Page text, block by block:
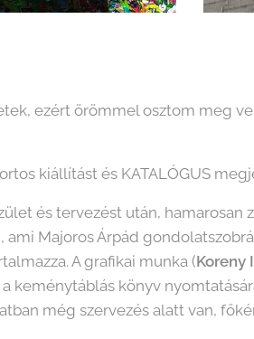
ezért örömmel osztom meg
kiállítást és KATALÓGUS
és tervezést után, hamarosan
ami Majoros Árpád
A grafikai munka (Koreny
keménytáblás könyv
még szervezés alatt van,